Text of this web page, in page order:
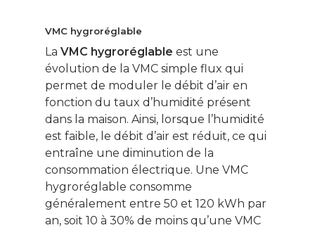
VMC hygroréglable
La VMC hygroréglable est une
évolution de la VMC simple flux qui
permet de moduler le débit d’air en
fonction du taux d’humidité présent
dans la maison. Ainsi, lorsque l’humidité
est faible, le débit d’air est réduit, ce qui
entraîne une diminution de la
consommation électrique. Une VMC
hygroréglable consomme
généralement entre 50 et 120 kWh par
an, soit 10 à 30% de moins qu’une VMC